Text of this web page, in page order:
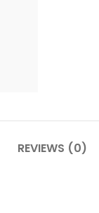
REVIEWS (0)